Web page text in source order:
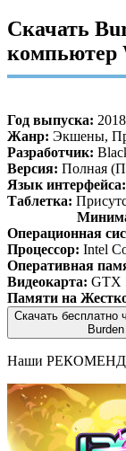
Скачать
компьютер
Год выпуска: 2018
Жанр: Экшены,
Разработчик:
Версия: Полная
Язык интерфейса:
Таблетка:
Операционная
Процессор: Intel
Оперативная
Видеокарта: GTX
Памяти на
Скачать бесплатно
Burden
Наши